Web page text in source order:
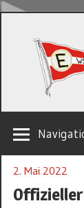
springen
NEUSTRELITZ
E.V.
2. Mai 2022